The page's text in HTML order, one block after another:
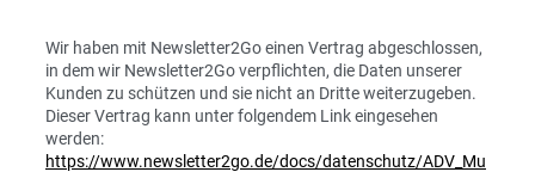
Wir haben mit Newsletter2Go einen Vertrag abgeschlossen,
in dem wir Newsletter2Go verpflichten, die Daten unserer
Kunden zu schützen und sie nicht an Dritte weiterzugeben.
Dieser Vertrag kann unter folgendem Link eingesehen
werden:
https://www.newsletter2go.de/docs/datenschutz/ADV_Mu